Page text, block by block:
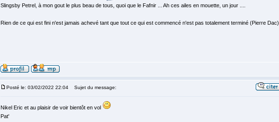
Slingsby Petrel, à mon gout le plus beau de tous, quoi que le Fafnir ... Ah ces ailes en mouette, un jour ....
Rien de ce qui est fini n'est jamais achevé tant que tout ce qui est commencé n'est pas totalement terminé (Pierre Dac)
Posté le: 03/02/2022 22:04 Sujet du message:
Nikel Eric et au plaisir de voir bientôt en vol
Pat'